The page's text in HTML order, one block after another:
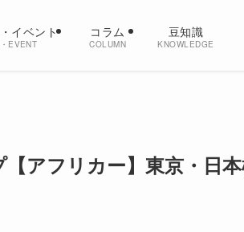
イベント
EVENT
コラム
COLUMN
豆知識
KNOWLEDGE
アフリカー】東京・日